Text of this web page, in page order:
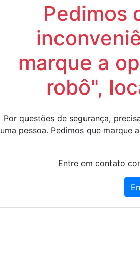
Pedimos
marque a
robô",
Por questões de segurança,
uma pessoa. Pedimos que marque
Entre em contato